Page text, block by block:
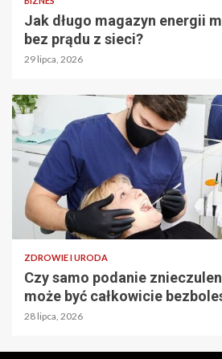
Jak długo magazyn energii
bez prądu z sieci?
29 lipca, 2026
ZDROWIE I URODA
Czy samo podanie
może być całkowicie
28 lipca, 2026